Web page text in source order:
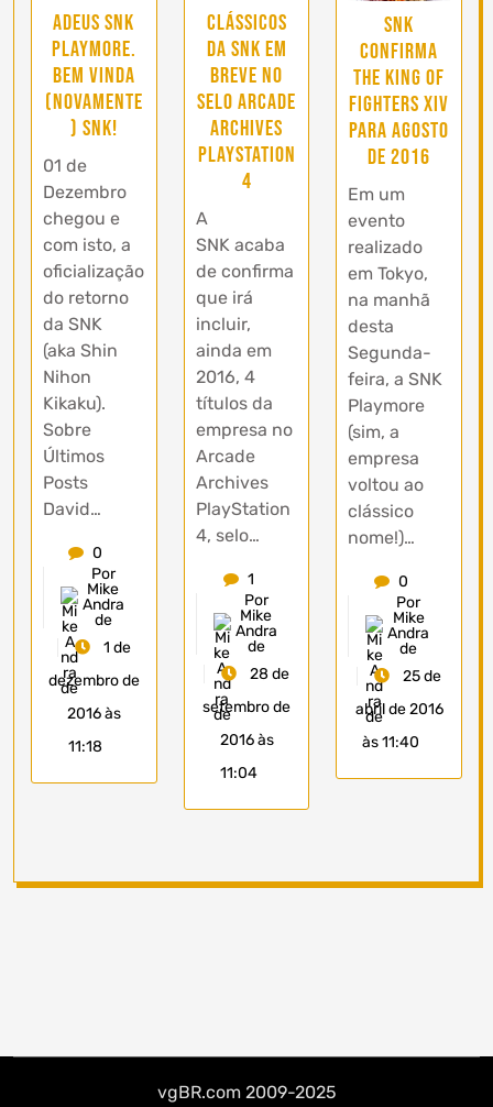
Adeus SNK
Playmore.
Bem vinda
(novamente
) SNK!
01 de
Dezembro
chegou e
com isto, a
oficialização
do retorno
da SNK
(aka Shin
Nihon
Kikaku).
Sobre
Últimos
Posts
David…
0
Por
Mike
Andra
de
1 de
dezembro de
2016 às
11:18
Clássicos
da SNK em
breve no
selo Arcade
Archives
PlayStation
4
A
SNK acaba
de confirma
que irá
incluir,
ainda em
2016, 4
títulos da
empresa no
Arcade
Archives
PlayStation
4, selo…
1
Por
Mike
Andra
de
28 de
setembro de
2016 às
11:04
SNK
confirma
The King of
Fighters XIV
para Agosto
de 2016
Em um
evento
realizado
em Tokyo,
na manhã
desta
Segunda-
feira, a SNK
Playmore
(sim, a
empresa
voltou ao
clássico
nome!)…
0
Por
Mike
Andra
de
25 de
abril de 2016
às 11:40
vgBR.com 2009-2025